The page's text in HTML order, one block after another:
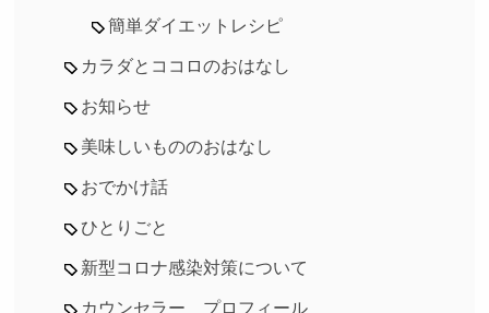
簡単ダイエットレシピ
カラダとココロのおはなし
お知らせ
美味しいもののおはなし
おでかけ話
ひとりごと
新型コロナ感染対策について
カウンセラー プロフィール